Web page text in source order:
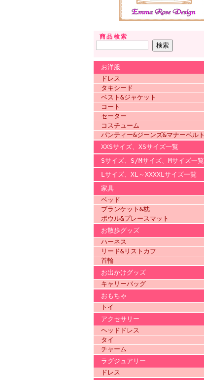
商品検索
お洋服
ドレス
タキシード
ベスト&ジャケット
コート
セーター
コスチューム
パンティー&ジーンズ&マナーベルト
XXSサイズ、XSサイズ一覧
Sサイズ、S/Mサイズ、Mサイズ一覧
Lサイズ、XL～XXXXLサイズ一覧
家具
ベッド
ブランケット&枕
ボウル&プレースマット
お散歩グッズ
ハーネス
リード&リストカフ
首輪
お出かけグッズ
キャリーバッグ
おもちゃ
トイ
アクセサリー
ヘッドドレス
タイ
チャーム
ラグジュアリー
ドレス